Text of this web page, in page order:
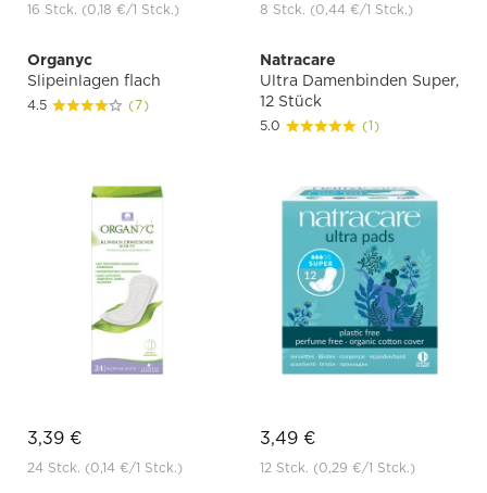
16 Stck. (0,18 €/1 Stck.) 8 Stck. (0,44 €/1 Stck.)
Organyc
Slipeinlagen flach
4.5 (7)
3,39 €
24 Stck. (0,14 €/1 Stck.)
Natracare
Ultra Damenbinden Super,
12 Stück
5.0 (1)
3,49 €
12 Stck. (0,29 €/1 Stck.)